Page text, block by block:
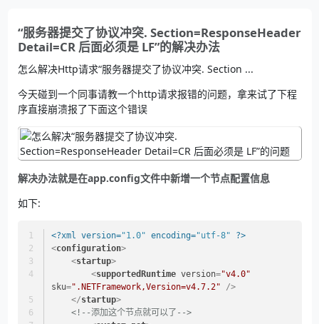
“服务器提交了协议冲突. Section=ResponseHeader
Detail=CR 后面必须是 LF”的解决办法
怎么解决Http请求“服务器提交了协议冲突. Section ...
今天碰到一个同事请教一个http请求报错的问题，拿来试了下程
序直接崩溃报了下面这个错误
解决办法就是在app.config文件中新增一个节点配置信息
如下:
<?xml version="1.0" encoding="utf-8" ?>
<configuration>
<startup>
<supportedRuntime version="v4.0"
sku=".NETFramework,Version=v4.7.2" />
</startup>
<!--添加这个节点就可以了-->